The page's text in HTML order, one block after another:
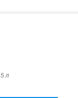
5 л